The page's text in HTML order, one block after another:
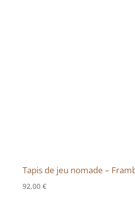
Tapis de jeu nomade –
92,00 €